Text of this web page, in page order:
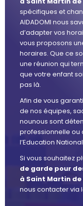
spécifiques et
AIDADOMI nous
d’adapter vos
vous proposons
horaires. Que ce
une réunion qui
que votre enfant
pas là.
Afin de vous
de nos équipes,
nounous sont
professionnelle ou
l’Education
Si vous souhaitez
de garde pour
à Saint Martin de
nous contacter via